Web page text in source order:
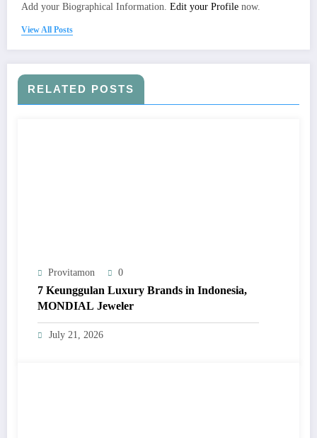
Add your Biographical Information. Edit your Profile now.
View All Posts
RELATED POSTS
Provitamon 0
7 Keunggulan Luxury Brands in Indonesia,
MONDIAL Jeweler
July 21, 2026